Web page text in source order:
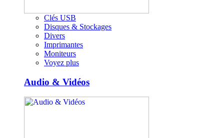
Clés USB
Disques & Stockages
Divers
Imprimantes
Moniteurs
Voyez plus
Audio & Vidéos